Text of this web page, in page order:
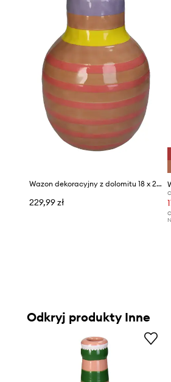
Wazon dekoracyjny z dolomitu 18 x 20 cm
229,99 zł
Odkryj produkty Inne